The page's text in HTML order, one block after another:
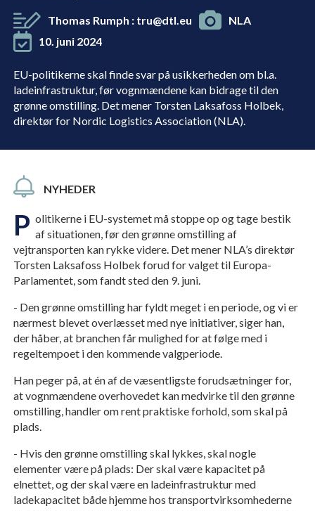
NYHEDER
EU-politikerne skal finde svar på usikkerheden om bl.a.
ladeinfrastruktur, før vognmændene kan bidrage til den
grønne omstilling. Det mener Torsten Laksafoss Holbek,
direktør for Nordic Logistics Association (NLA).
Thomas Rumph : tru@dtl.eu
NLA
10. juni 2024
P olitikerne i EU-systemet må stoppe op og tage bestik
af situationen, før den grønne omstilling af
vejtransporten kan rykke videre. Det mener NLA’s direktør
Torsten Laksafoss Holbek forud for valget til Europa-
Parlamentet, som fandt sted den 9. juni.
- Den grønne omstilling har fyldt meget i en periode, og vi er
nærmest blevet overlæsset med nye initiativer, siger han,
der håber, at branchen får mulighed for at følge med i
regeltempoet i den kommende valgperiode.
Han peger på, at én af de væsentligste forudsætninger for,
at vognmændene overhovedet kan medvirke til den grønne
omstilling, handler om rent praktiske forhold, som skal på
plads.
- Hvis den grønne omstilling skal lykkes, skal nogle
elementer være på plads: Der skal være kapacitet på
elnettet, og der skal være en ladeinfrastruktur med
ladekapacitet både hjemme hos transportvirksomhederne